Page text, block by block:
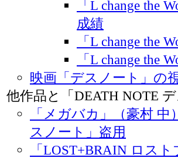
「L change the
成績
「L change the
「L change the
映画「デスノート」の
他作品と「DEATH NOTE
「メガバカ」（豪村
スノート」盗用
「LOST+BRAIN ロス